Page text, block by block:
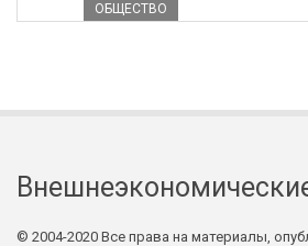
ОБЩЕСТВО
© 2004-2020 Все права на материалы,